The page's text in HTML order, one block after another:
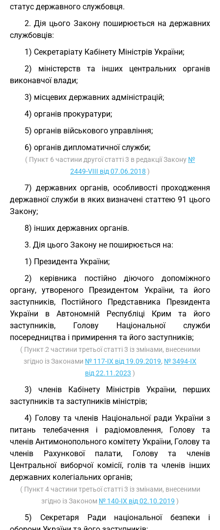
статус державного службовця.
2. Дія цього Закону поширюється на державних
службовців:
1) Секретаріату Кабінету Міністрів України;
2) міністерств та інших центральних органів
виконавчої влади;
3) місцевих державних адміністрацій;
4) органів прокуратури;
5) органів військового управління;
6) органів дипломатичної служби;
( Пункт 6 частини другої статті 3 в редакції Закону №
2449-VIII від 07.06.2018 )
7) державних органів, особливості проходження
державної служби в яких визначені статтею 91 цього
Закону;
8) інших державних органів.
3. Дія цього Закону не поширюється на:
1) Президента України;
2) керівника постійно діючого допоміжного
органу, утвореного Президентом України, та його
заступників, Постійного Представника Президента
України в Автономній Республіці Крим та його
заступників, Голову Національної служби
посередництва і примирення та його заступників;
( Пункт 2 частини третьої статті 3 із змінами, внесеними
згідно із Законами № 117-IX від 19.09.2019, № 3494-IX
від 22.11.2023 )
3) членів Кабінету Міністрів України, перших
заступників та заступників міністрів;
4) Голову та членів Національної ради України з
питань телебачення і радіомовлення, Голову та
членів Антимонопольного комітету України, Голову та
членів Рахункової палати, Голову та членів
Центральної виборчої комісії, голів та членів інших
державних колегіальних органів;
( Пункт 4 частини третьої статті 3 із змінами, внесеними
згідно із Законом № 140-IX від 02.10.2019 )
5) Секретаря Ради національної безпеки і